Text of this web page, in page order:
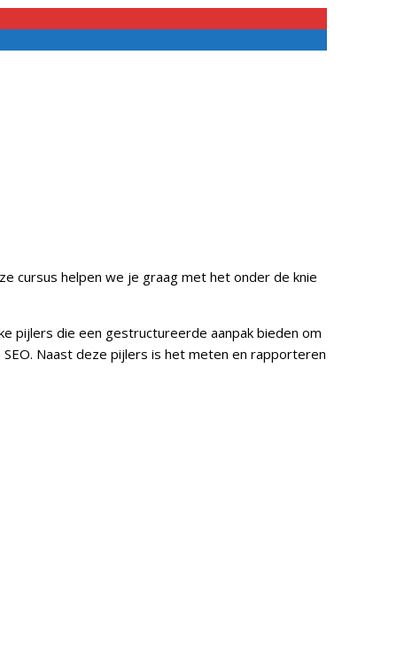
cursus helpen we je graag met het onder de knie
pijlers die een gestructureerde aanpak bieden om
Naast deze pijlers is het meten en rapporteren